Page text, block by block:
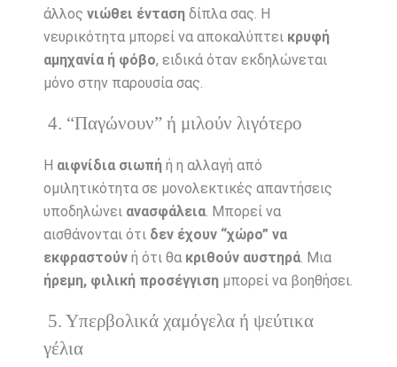
άλλος νιώθει έντασηδίπλα σας. Η
νευρικότητα μπορεί να αποκαλύπτει κρυφή
αμηχανία ή φόβο, ειδικά όταν εκδηλώνεται
μόνο στην παρουσία σας.
4. “Παγώνουν” ή μιλούν λιγότερο
Η αιφνίδια σιωπήή η αλλαγή από
ομιλητικότητα σε μονολεκτικές απαντήσεις
υποδηλώνει ανασφάλεια. Μπορεί να
αισθάνονται ότι δεν έχουν “χώρο” να
εκφραστούνή ότι θα κριθούν αυστηρά. Μια
ήρεμη, φιλική προσέγγισημπορεί να βοηθήσει.
5. Υπερβολικά χαμόγελα ή ψεύτικα
γέλια